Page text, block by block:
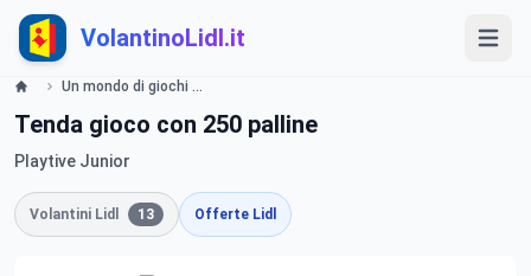
VolantinoLidl.it
Un mondo di giochi Lidl
Tenda gioco con 250 palline
Playtive Junior
Volantini Lidl 13 Offerte Lidl